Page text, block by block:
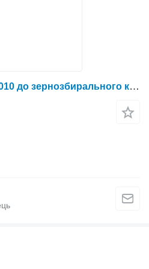
Шестерня КПП JGH133010 до зернозбирального комбайна John Deere